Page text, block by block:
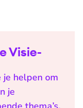
Visie-
helpen om
je